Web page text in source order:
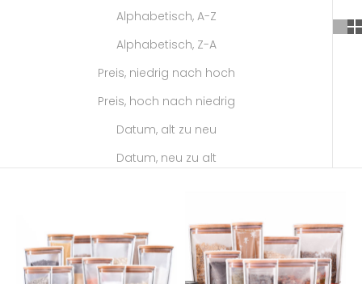
Alphabetisch, A-Z
Alphabetisch, Z-A
Preis, niedrig nach hoch
Preis, hoch nach niedrig
Datum, alt zu neu
Datum, neu zu alt